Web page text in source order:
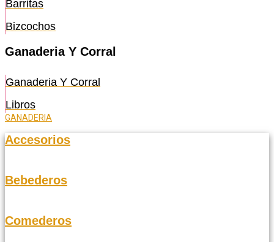
Barritas
Bizcochos
Ganaderia Y Corral
Ganaderia Y Corral
Libros
GANADERIA
Accesorios
Bebederos
Comederos